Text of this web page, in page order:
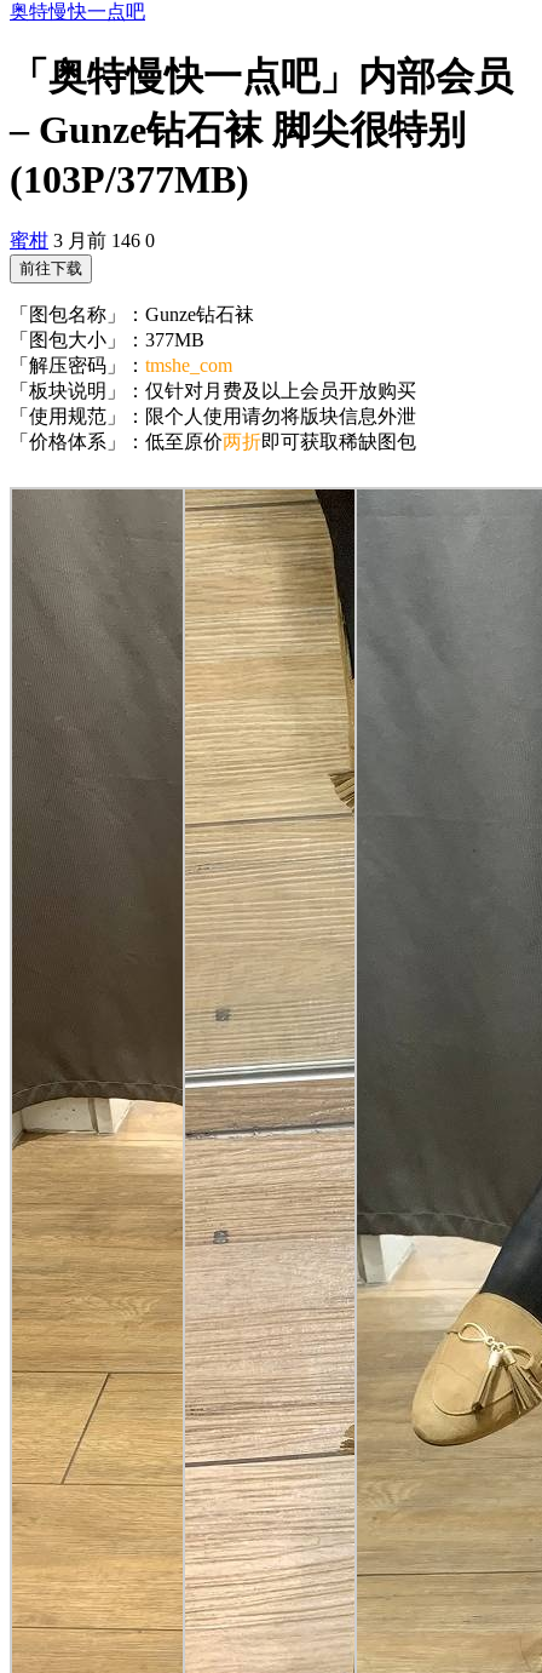
奥特慢快一点吧
「奥特慢快一点吧」内部会员
– Gunze钻石袜 脚尖很特别
(103P/377MB)
蜜柑 3 月前 146 0
前往下载
「图包名称」：Gunze钻石袜
「图包大小」：377MB
「解压密码」： tmshe_com
「板块说明」：仅针对月费及以上会员开放购买
「使用规范」：限个人使用请勿将版块信息外泄
「价格体系」：低至原价两折即可获取稀缺图包